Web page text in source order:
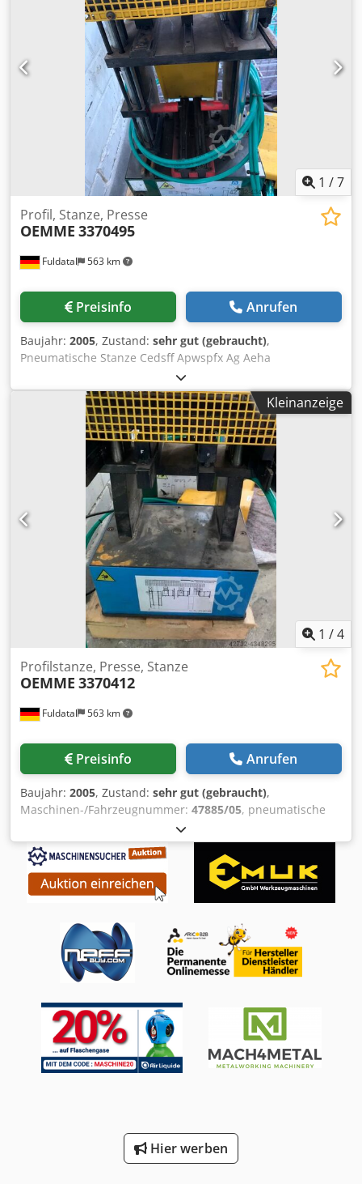
Bearbeitungsgeschwindigkeit - Wasser-Kühlsystem ist
verfügbar - Pneumatisches Profilspannsystem -
Hochfrequenz-Motor (18000 U/min) OPTION - Rechtes
Transportsystem (1 Meter)
1 /7
Fuldatal 563 km
Profil, Stanze, Presse
OEMME 3370495
Preisinfo Anrufen
Baujahr: 2005, Zustand: sehr gut (gebraucht),
Pneumatische Stanze Cedsff Apwspfx Ag Aeha
Kleinanzeige
1 /4
Fuldatal 563 km
Profilstanze, Presse, Stanze
OEMME 3370412
Preisinfo Anrufen
Baujahr: 2005, Zustand: sehr gut (gebraucht),
Maschinen-/Fahrzeugnummer: 47885/05, pneumatische
Stanzen von Fensterprofile Hub 20 mm Cjdoff Apispfx Ag
Asha
Hier werben